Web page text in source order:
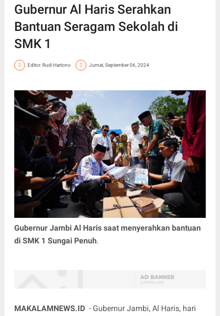
Gubernur Al Haris Serahkan
Bantuan Seragam Sekolah di
SMK 1
Editor: Rudi Hartono Jumat, September 06, 2024
Gubernur Jambi Al Haris saat menyerahkan bantuan
di SMK 1 Sungai Penuh.
MAKALAMNEWS.ID- Gubernur Jambi, Al Haris, hari